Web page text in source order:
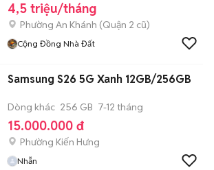
4,5 triệu/tháng
Phường An Khánh (Quận 2 cũ)
Cộng Đồng Nhà Đất
Samsung S26 5G Xanh 12GB/256GB
Dòng khác 256 GB 7-12 tháng
15.000.000 đ
Phường Kiến Hưng
Nhẫn